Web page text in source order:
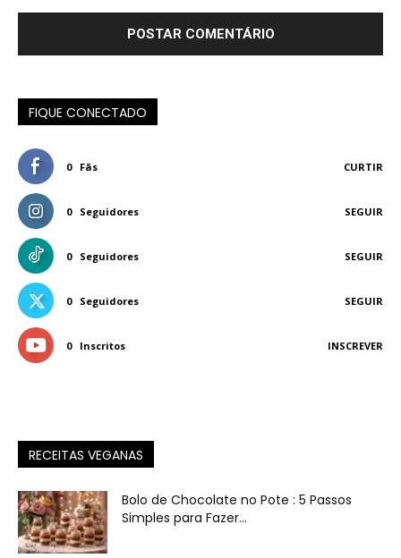
FIQUE CONECTADO
0 Fãs CURTIR
0 Seguidores SEGUIR
0 Seguidores SEGUIR
0 Seguidores SEGUIR
0 Inscritos INSCREVER
RECEITAS VEGANAS
Bolo de Chocolate no Pote : 5 Passos
Simples para Fazer...